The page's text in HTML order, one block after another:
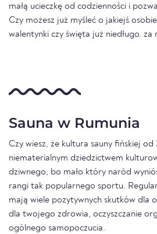
małą ucieczkę od codzienności i
Czy możesz już myśleć o jakiejś
walentynki czy święta już niedługo. za
Sauna w Rumunia
Czy wiesz, że kultura sauny fińskiej
niematerialnym dziedzictwem
dziwnego, bo mało który naród
rangi tak popularnego sportu.
mają wiele pozytywnych skutków dla
dla twojego zdrowia, oczyszczanie
ogólnego samopoczucia.